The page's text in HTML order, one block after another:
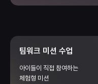
팀워크 미션 수업
아이들이 직접 참여하는
체험형 미션